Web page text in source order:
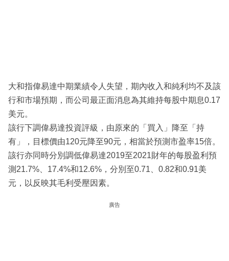
大和指偉易達中期業績令人失望，期內收入和純利均不及該
行和市場預期，而公司最正面消息為其維持每股中期息0.17
美元。
該行下調偉易達投資評級，由原來的「買入」降至「持
有」，目標價由120元降至90元，相當於預測市盈率15倍。
該行亦同時分別調低偉易達2019至2021財年的每股盈利預
測21.7%、17.4%和12.6%，分別至0.71、0.82和0.91美
元，以反映其毛利受壓因素。
廣告